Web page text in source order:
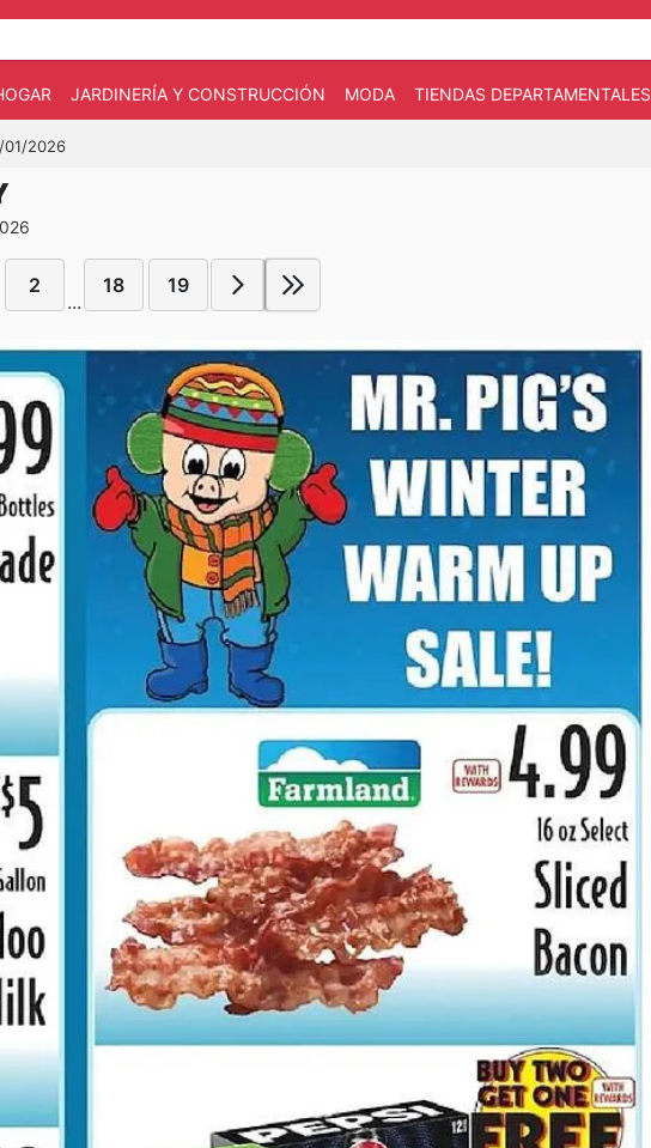
JARDINERÍA Y CONSTRUCCIÓN MODA TIENDAS DEPARTAMENTALES
01/2026
2
...
18 19